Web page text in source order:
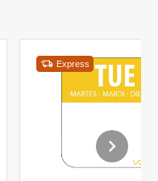
Express